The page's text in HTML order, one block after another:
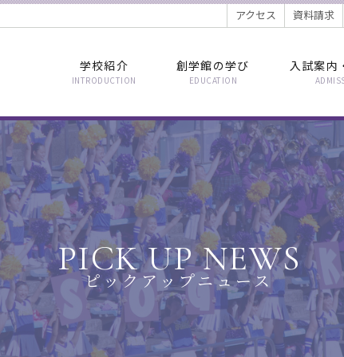
アクセス 資料請求
学校紹介
INTRODUCTION
創学館の学び
EDUCATION
入試案内
PICK UP NEWS